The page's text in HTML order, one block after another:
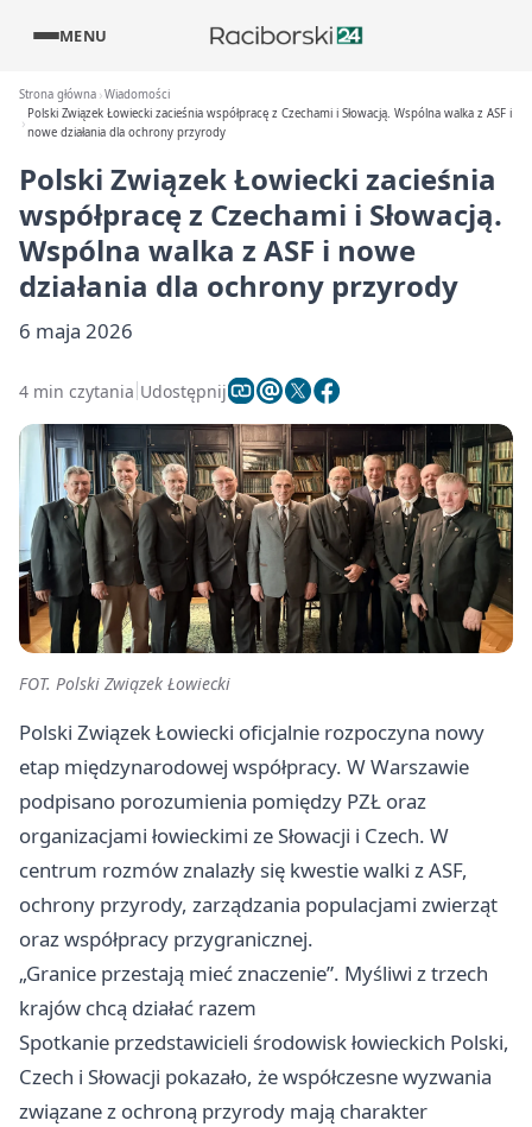
MENU
Strona główna Wiadomości
Polski Związek Łowiecki zacieśnia współpracę z Czechami i Słowacją. Wspólna walka z ASF i
nowe działania dla ochrony przyrody
Polski Związek Łowiecki zacieśnia
współpracę z Czechami i Słowacją.
Wspólna walka z ASF i nowe
działania dla ochrony przyrody
6 maja 2026
4 min czytania Udostępnij
FOT. Polski Związek Łowiecki
Polski Związek Łowiecki oficjalnie rozpoczyna nowy
etap międzynarodowej współpracy. W Warszawie
podpisano porozumienia pomiędzy PZŁ oraz
organizacjami łowieckimi ze Słowacji i Czech. W
centrum rozmów znalazły się kwestie walki z ASF,
ochrony przyrody, zarządzania populacjami zwierząt
oraz współpracy przygranicznej.
„Granice przestają mieć znaczenie”. Myśliwi z trzech
krajów chcą działać razem
Spotkanie przedstawicieli środowisk łowieckich Polski,
Czech i Słowacji pokazało, że współczesne wyzwania
związane z ochroną przyrody mają charakter